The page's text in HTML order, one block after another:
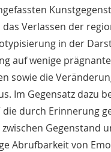
Verlassen der
in der
auf wenige
sowie die
Im Gegensatz dazu
die durch Erinnerung
zwischen Gegenstand
Abrufbarkeit von